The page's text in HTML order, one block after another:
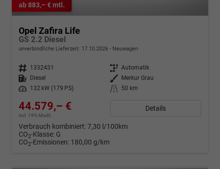
ab 883,– € mtl.
Opel Zafira Life
GS 2.2 Diesel
unverbindliche Lieferzeit: 17.10.2026 Neuwagen
Fahrzeugnr. 1332431 Getriebe Automatik
Kraftstoff
Diesel Außenfarbe
Merkur Grau
Leistung
132 kW (179 PS) Kilometerstand 50 km
44.579,– €
incl. 19% MwSt.
Details
Verbrauch kombiniert:7,30 l/100km
CO2-Klasse: G
CO2-Emissionen: 180,00 g/km